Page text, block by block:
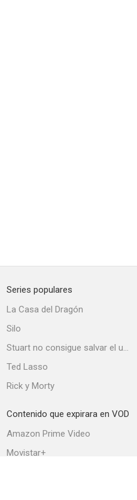
Series populares
La Casa del Dragón
Silo
Stuart no consigue salvar el universo
Ted Lasso
Rick y Morty
Contenido que expirara en VOD
Amazon Prime Video
Movistar+